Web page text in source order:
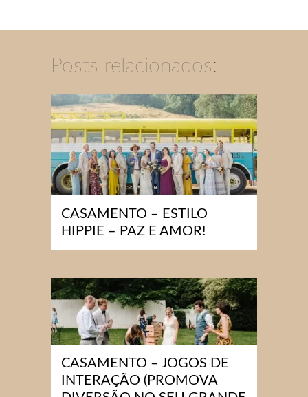
Posts relacionados:
CASAMENTO – ESTILO
HIPPIE – PAZ E AMOR!
CASAMENTO – JOGOS DE
INTERAÇÃO (PROMOVA